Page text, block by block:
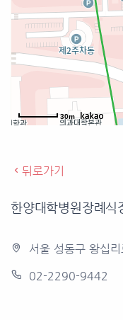
30m
뒤로가기
한양대학병원장례식
서울 성동구 왕십
02-2290-9442